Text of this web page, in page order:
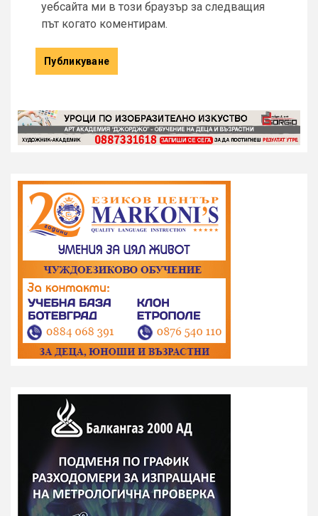
уебсайта ми в този браузър за следващия
път когато коментирам.